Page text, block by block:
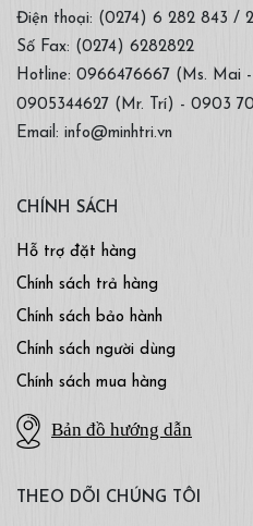
Điện thoại: (0274) 6 282 843 /
Số Fax: (0274) 6282822
Hotline: 0966476667 (Ms. Mai -
0905344627 (Mr. Trí) - 0903
Email: info@minhtri.vn
CHÍNH SÁCH
Hỗ trợ đặt hàng
Chính sách trả hàng
Chính sách bảo hành
Chính sách người dùng
Chính sách mua hàng
Bản đồ hướng dẫn
THEO DÕI CHÚNG TÔI